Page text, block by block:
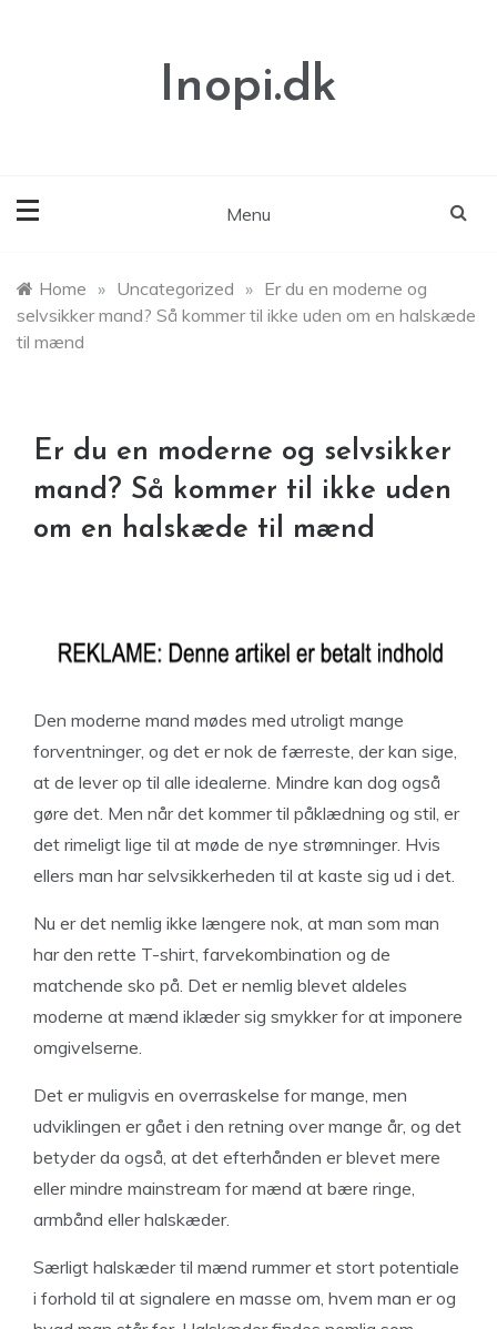
Inopi.dk
Menu
Home » Uncategorized » Er du en moderne og
selvsikker mand? Så kommer til ikke uden om en halskæde
til mænd
Er du en moderne og selvsikker
mand? Så kommer til ikke uden
om en halskæde til mænd
Den moderne mand mødes med utroligt mange
forventninger, og det er nok de færreste, der kan sige,
at de lever op til alle idealerne. Mindre kan dog også
gøre det. Men når det kommer til påklædning og stil, er
det rimeligt lige til at møde de nye strømninger. Hvis
ellers man har selvsikkerheden til at kaste sig ud i det.
Nu er det nemlig ikke længere nok, at man som man
har den rette T-shirt, farvekombination og de
matchende sko på. Det er nemlig blevet aldeles
moderne at mænd iklæder sig smykker for at imponere
omgivelserne.
Det er muligvis en overraskelse for mange, men
udviklingen er gået i den retning over mange år, og det
betyder da også, at det efterhånden er blevet mere
eller mindre mainstream for mænd at bære ringe,
armbånd eller halskæder.
Særligt halskæder til mænd rummer et stort potentiale
i forhold til at signalere en masse om, hvem man er og